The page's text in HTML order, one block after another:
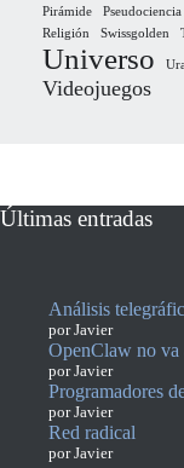
Pirámide
Pseudociencia
Religión
Swissgolden
Universo
Videojuegos
Últimas entradas
Análisis
por Javier
OpenClaw no va
por Javier
Programadores
por Javier
Red radical
por Javier